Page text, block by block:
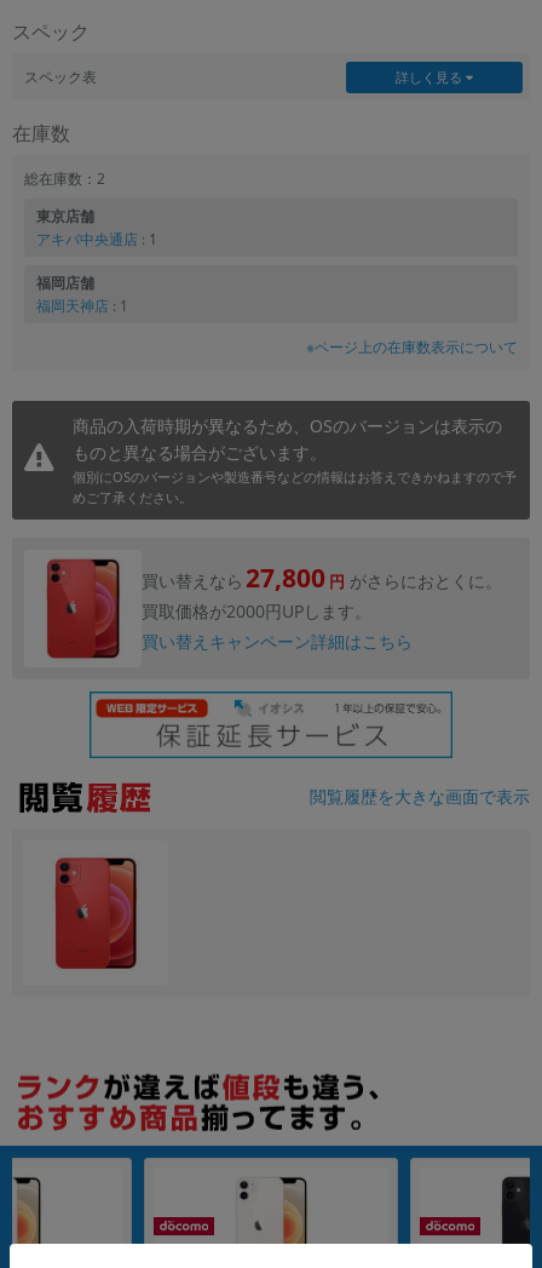
スペック
スペック表 詳しく見る
在庫数
総在庫数：2
東京店舗
アキバ中央通店 : 1
福岡店舗
福岡天神店 : 1
※ページ上の在庫数表示について
商品の入荷時期が異なるため、OSのバージョンは表示の
ものと異なる場合がございます。
個別にOSのバージョンや製造番号などの情報はお答えできかねますので予
めご了承ください。
買い替えなら 27,800 円 がさらにおとくに。
買取価格が2000円UPします。
買い替えキャンペーン詳細はこちら
閲覧履歴を大きな画面で表示